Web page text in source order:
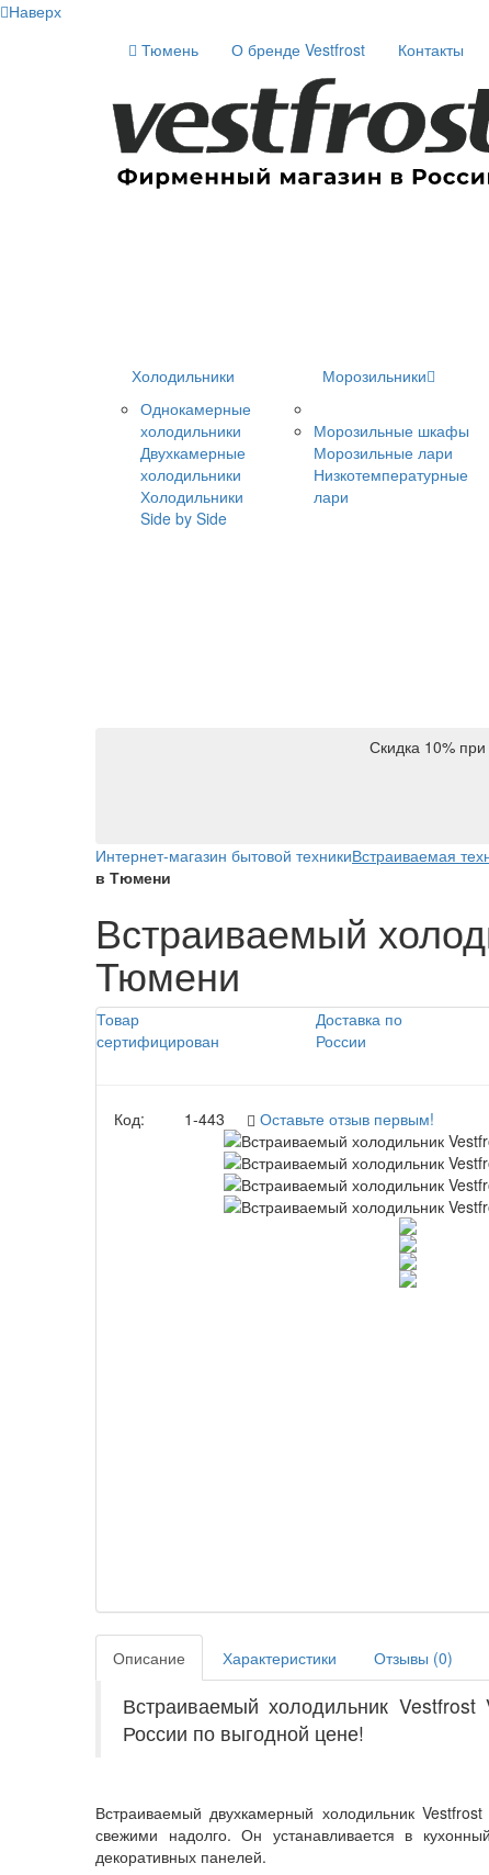
Наверх
Тюмень
О бренде Vestfrost Контакты
Холодильники
Однокамерные
холодильники
Двухкамерные
холодильники
Холодильники
Side by Side
Морозильники
Морозильные шкафы
Морозильные лари
Низкотемпературные
лари
Скидка 10%
Интернет-магазин бытовой техникиВстраиваемая
в Тюмени
Встраиваемый
Тюмени
Товар
сертифицирован
Доставка по
России
Код: 1-443 Оставьте отзыв первым!
Описание Характеристики Отзывы (0)
Встраиваемый холодильник
России по выгодной цене!
Встраиваемый двухкамерный холодильник
свежими надолго. Он устанавливается в
декоративных панелей.